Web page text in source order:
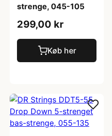
strenge, 045-105
299,00 kr
Køb her